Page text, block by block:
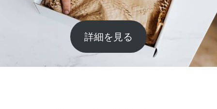
詳細を見る